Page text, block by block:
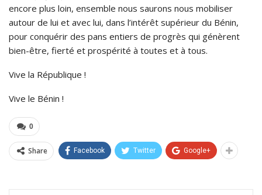
encore plus loin, ensemble nous saurons nous mobiliser
autour de lui et avec lui, dans l’intérêt supérieur du Bénin,
pour conquérir des pans entiers de progrès qui génèrent
bien-être, fierté et prospérité à toutes et à tous.
Vive la République !
Vive le Bénin !
0
Share Facebook Twitter Google+